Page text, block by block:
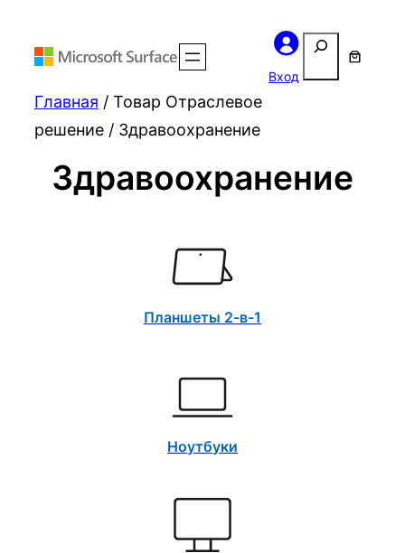
Вход
Поиск
Главная / Товар Отраслевое
решение / Здравоохранение
Здравоохранение
Планшеты 2-в-1
Ноутбуки